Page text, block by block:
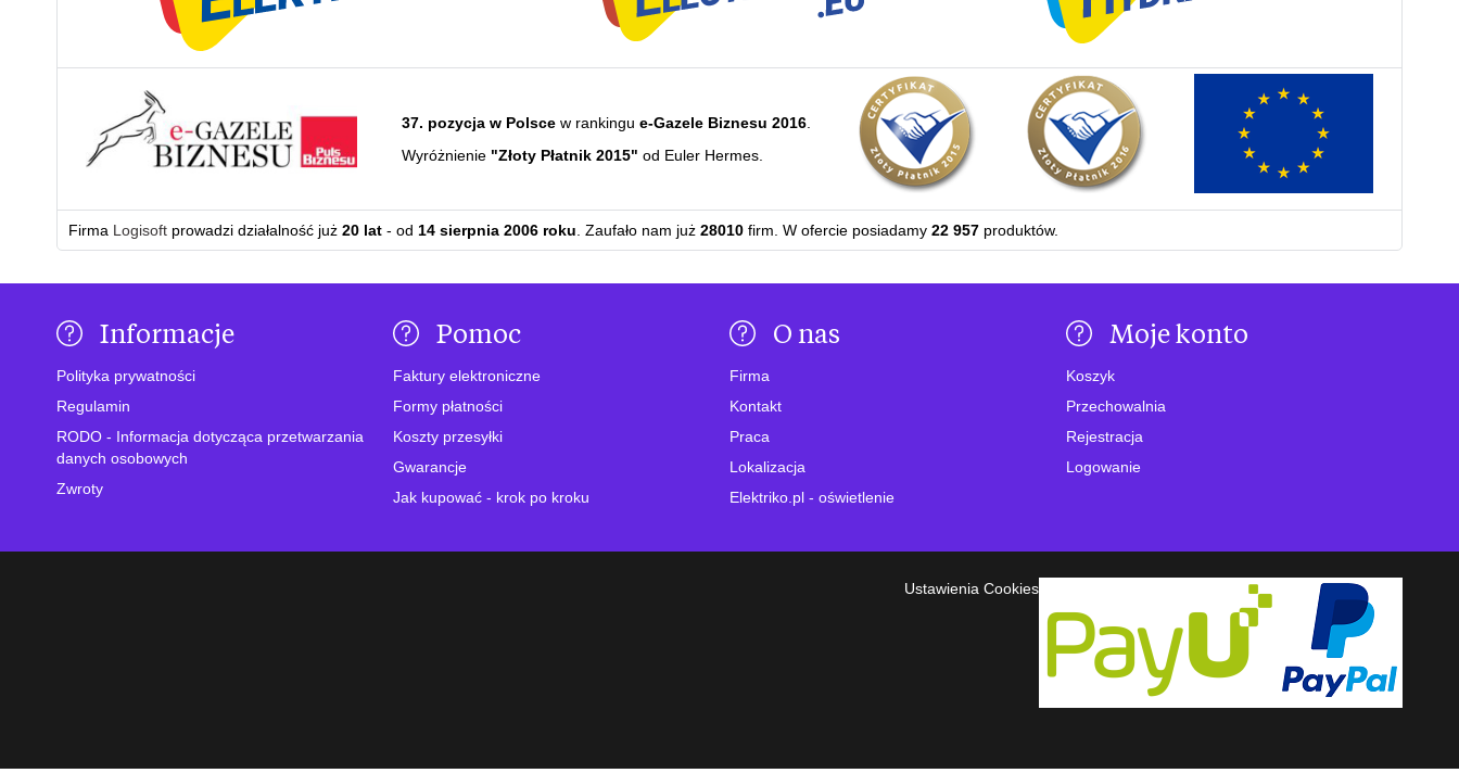
37. pozycja w Polscew rankingu e-Gazele Biznesu 2016.
Wyróżnienie "Złoty Płatnik 2015" od Euler Hermes.
Firma Logisoft prowadzi działalność już 20 lat - od 14 sierpnia 2006 roku . Zaufało nam już 28010 firm. W ofercie posiadamy 22 957 produktów.
Informacje
Polityka prywatności
Regulamin
RODO - Informacja dotycząca przetwarzania
danych osobowych
Zwroty
Pomoc
Faktury elektroniczne
Formy płatności
Koszty przesyłki
Gwarancje
Jak kupować - krok po kroku
O nas
Firma
Kontakt
Praca
Lokalizacja
Elektriko.pl - oświetlenie
Moje konto
Koszyk
Przechowalnia
Rejestracja
Logowanie
Ustawienia Cookies